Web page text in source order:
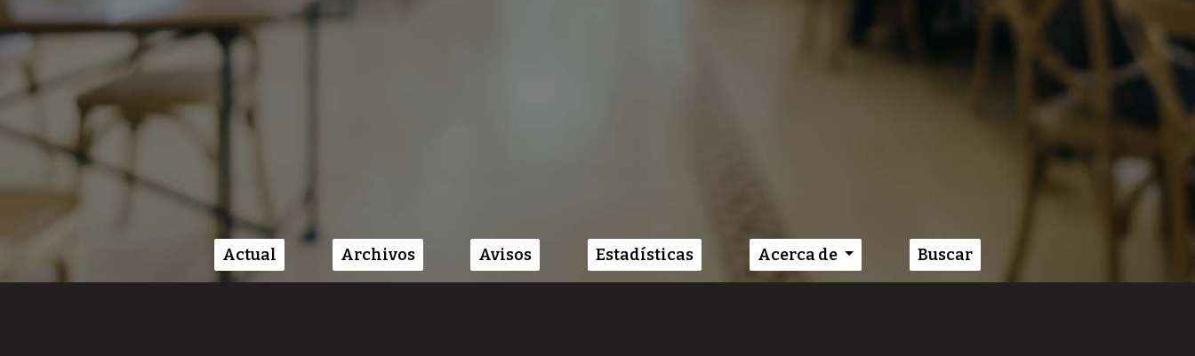
Menú principal
Actual Archivos Avisos Estadísticas Acerca de Buscar